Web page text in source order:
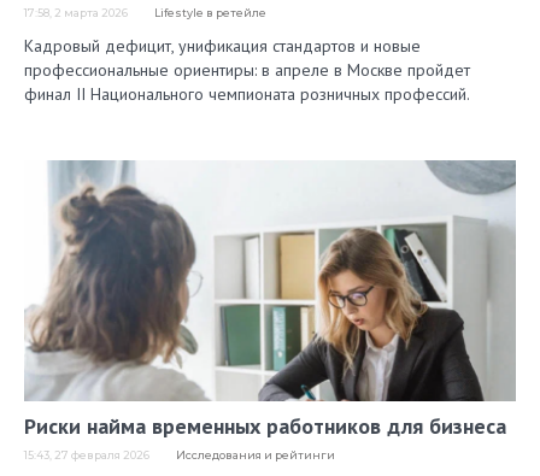
17:58, 2 марта 2026 Lifestyle в ретейле
Кадровый дефицит, унификация стандартов и новые
профессиональные ориентиры: в апреле в Москве пройдет
финал II Национального чемпионата розничных профессий.
Риски найма временных работников для бизнеса
15:43, 27 февраля 2026 Исследования и рейтинги